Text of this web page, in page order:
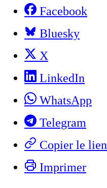
Facebook
Bluesky
X
LinkedIn
WhatsApp
Telegram
Copier le lien
Imprimer